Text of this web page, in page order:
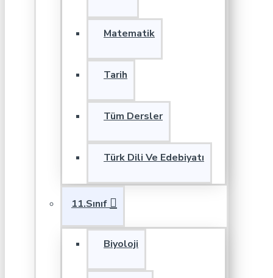
Matematik
Tarih
Tüm Dersler
Türk Dili Ve Edebiyatı
11.Sınıf
Biyoloji